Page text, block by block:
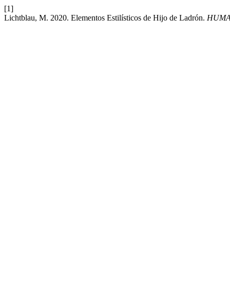
[1]
Lichtblau, M. 2020. Elementos Estilísticos de Hijo de Ladrón.